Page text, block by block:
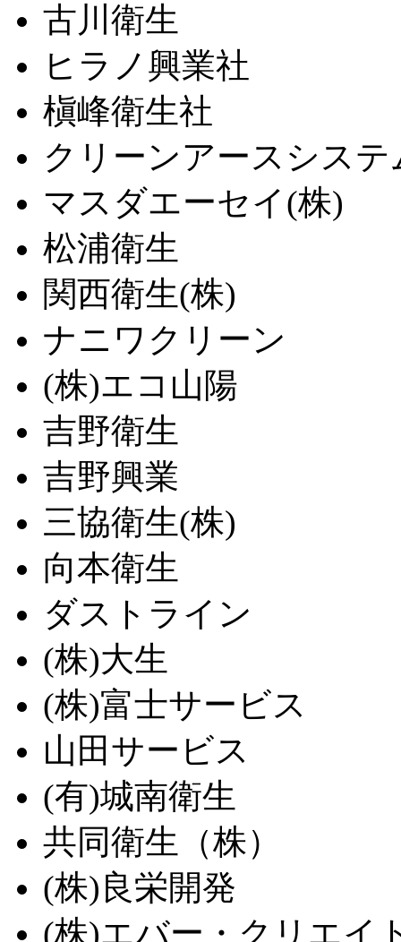
古川衛生
ヒラノ興業社
槇峰衛生社
クリーンアースシステ
マスダエーセイ(株)
松浦衛生
関西衛生(株)
ナニワクリーン
(株)エコ山陽
吉野衛生
吉野興業
三協衛生(株)
向本衛生
ダストライン
(株)大生
(株)富士サービス
山田サービス
(有)城南衛生
共同衛生（株）
(株)良栄開発
(株)エバー・クリエイ